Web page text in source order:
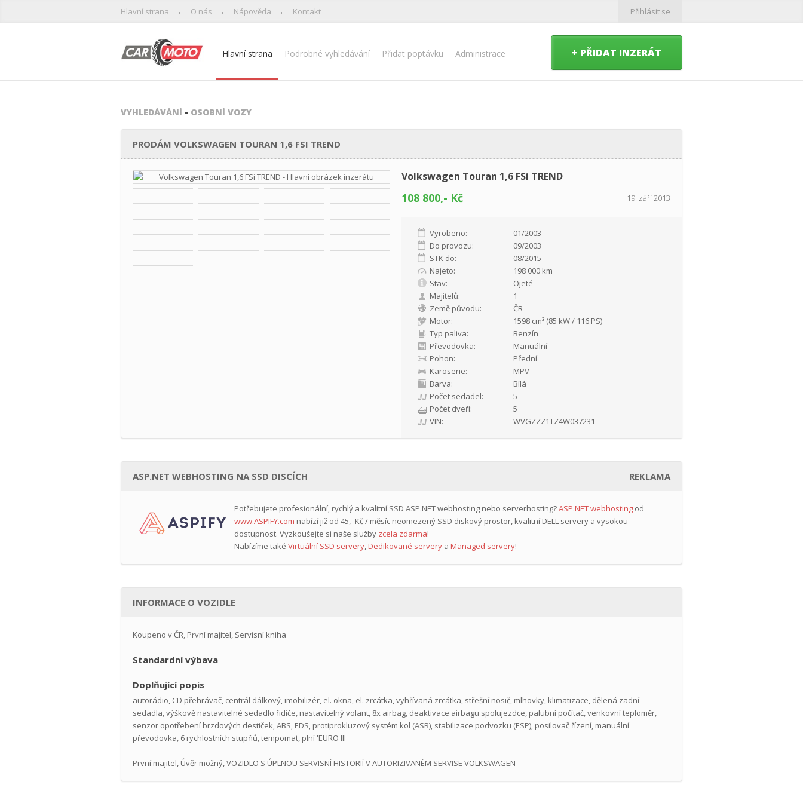
Hlavní strana O nás Nápověda Kontakt Přihlásit se
Hlavní strana Podrobné vyhledávání Přidat poptávku Administrace + PŘIDAT INZERÁT
VYHLEDÁVÁNÍ - OSOBNÍ VOZY
PRODÁM VOLKSWAGEN TOURAN 1,6 FSI TREND
Volkswagen Touran 1,6 FSi TREND
108 800,- Kč 19. září 2013
Vyrobeno:
01/2003
Do provozu:
09/2003
STK do:
08/2015
Najeto:
198 000 km
Stav:
Ojeté
Majitelů:
1
Země původu:
ČR
Motor:
1598 cm³ (85 kW / 116 PS)
Typ paliva:
Benzín
Převodovka:
Manuální
Pohon:
Přední
Karoserie:
MPV
Barva:
Bílá
Počet sedadel:
5
Počet dveří:
5
VIN:
WVGZZZ1TZ4W037231
ASP.NET WEBHOSTING NA SSD DISCÍCH REKLAMA
Potřebujete profesionální, rychlý a kvalitní SSD ASP.NET webhosting nebo serverhosting?ASP.NET webhosting od
www.ASPIFY.com nabízí již od 45,- Kč / měsíc neomezený SSD diskový prostor, kvalitní DELL servery a vysokou
dostupnost. Vyzkoušejte si naše služby zcela zdarma!
Nabízíme také Virtuální SSD servery,Dedikované servery a Managed servery!
INFORMACE O VOZIDLE
Koupeno v ČR, První majitel, Servisní kniha
Standardní výbava
Doplňující popis
autorádio, CD přehrávač, centrál dálkový, imobilizér, el. okna, el. zrcátka, vyhřívaná zrcátka, střešní nosič, mlhovky, klimatizace, dělená zadní
sedadla, výškově nastavitelné sedadlo řidiče, nastavitelný volant, 8x airbag, deaktivace airbagu spolujezdce, palubní počítač, venkovní teploměr,
senzor opotřebení brzdových destiček, ABS, EDS, protiprokluzový systém kol (ASR), stabilizace podvozku (ESP), posilovač řízení, manuální
převodovka, 6 rychlostních stupňů, tempomat, plní 'EURO III'
První majitel, Úvěr možný, VOZIDLO S ÚPLNOU SERVISNÍ HISTORIÍ V AUTORIZIVANÉM SERVISE VOLKSWAGEN